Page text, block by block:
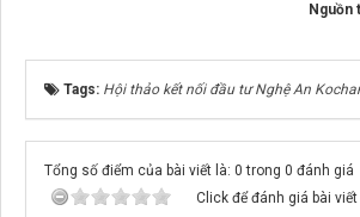
Nguồn
Tags: Hội thảo kết nối đầu tư Nghệ An
Tổng số điểm của bài viết là: 0 trong 0 đánh giá
Click để đánh giá bài viết